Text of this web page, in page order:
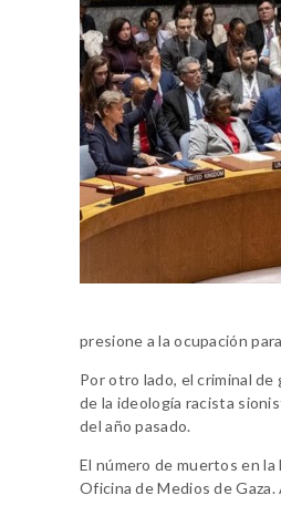
presione a la ocupación
Por otro lado, el criminal
de la ideología racista
del año pasado.
El número de muertos en la
Oficina de Medios de